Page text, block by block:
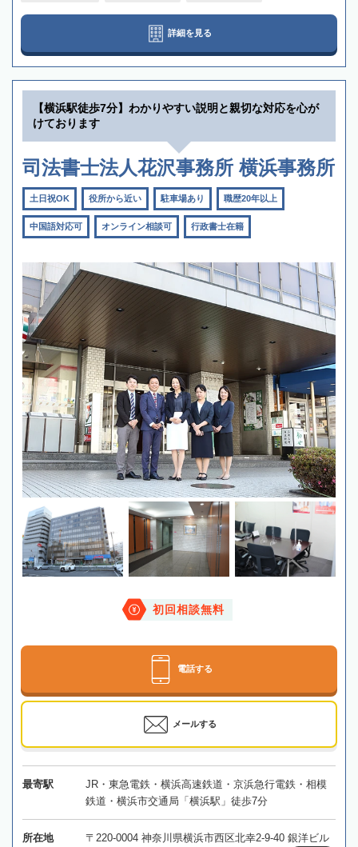
詳細を見る
【横浜駅徒歩7分】わかりやすい説明と親切な対応を心が
けております
司法書士法人花沢事務所 横浜事務所
土日祝OK 役所から近い 駐車場あり 職歴20年以上
中国語対応可 オンライン相談可 行政書士在籍
初回相談無料
電話する
メールする
最寄駅
JR・東急電鉄・横浜高速鉄道・京浜急行電鉄・相模
鉄道・横浜市交通局「横浜駅」徒歩7分
所在地
〒220-0004 神奈川県横浜市西区北幸2-9-40 銀洋ビル